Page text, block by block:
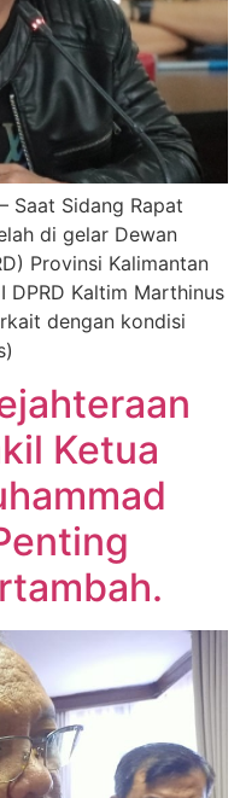
Saat Sidang Rapat
di gelar Dewan
Provinsi Kalimantan
DPRD Kaltim Marthinus
dengan kondisi
Ketua